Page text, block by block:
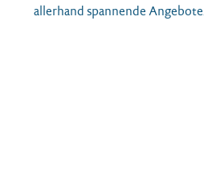
allerhand spannende Angebote...